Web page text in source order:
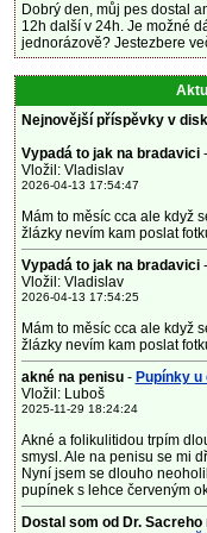
Dobrý den, můj pes dostal
12h další v 24h. Je možné
jednorázově? Jestezbere
Nejnovější příspěvky v
Vypadá to jak na bradavici -
Vložil: Vladislav
2026-04-13 17:54:47
Mám to měsíc cca ale když
žlázky nevím kam poslat
Vypadá to jak na bradavici -
Vložil: Vladislav
2026-04-13 17:54:25
Mám to měsíc cca ale když
žlázky nevím kam poslat
akné na penisu- Pupínky u
Vložil: Luboš
2025-11-29 18:24:24
Akné a folikulitidou trpím
smysl. Ale na penisu se mi
Nyní jsem se dlouho
pupínek s lehce červeným
Dostal som od Dr.